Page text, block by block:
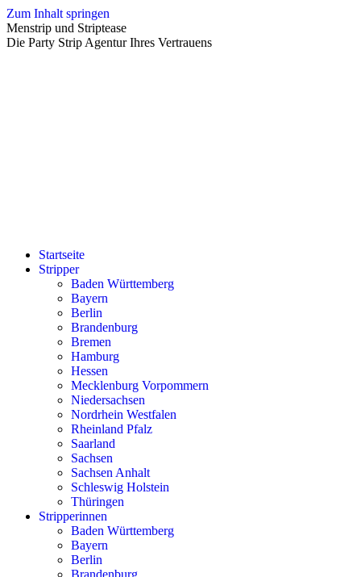
Zum Inhalt springen
Menstrip und Striptease
Die Party Strip Agentur Ihres Vertrauens
Startseite
Stripper
Baden Württemberg
Bayern
Berlin
Brandenburg
Bremen
Hamburg
Hessen
Mecklenburg Vorpommern
Niedersachsen
Nordrhein Westfalen
Rheinland Pfalz
Saarland
Sachsen
Sachsen Anhalt
Schleswig Holstein
Thüringen
Stripperinnen
Baden Württemberg
Bayern
Berlin
Brandenburg